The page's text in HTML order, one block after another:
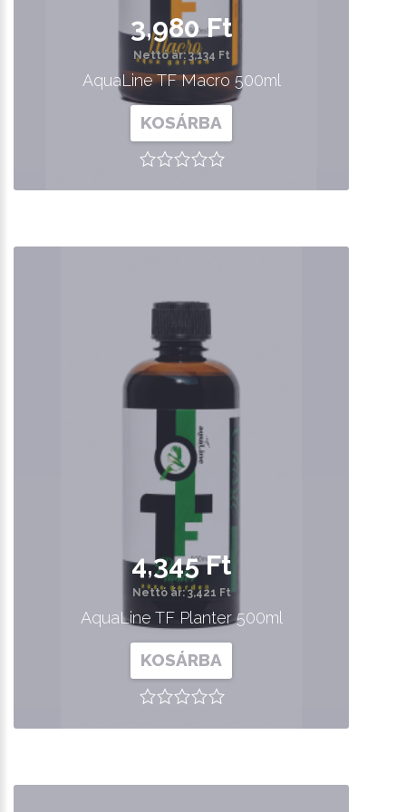
3,980 Ft
Nettó ár: 3,134 Ft
AquaLine TF Macro 500ml
KOSÁRBA
4,345 Ft
Nettó ár: 3,421 Ft
AquaLine TF Planter 500ml
KOSÁRBA